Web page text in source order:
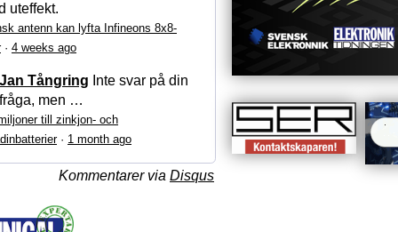
uteffekt.
antenn kan lyfta Infineons 8x8-
· 4 weeks ago
Jan Tångring Inte svar på din
fråga, men …
till zinkjon- och
· 1 month ago
Kommentarer via Disqus